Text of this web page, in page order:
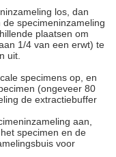
los, dan
specimeninzameling
plaatsen om
1/4 van een erwt) te
uit.
specimens op, en
(ongeveer 80
de extractiebuffer
aan,
specimen en de
voor